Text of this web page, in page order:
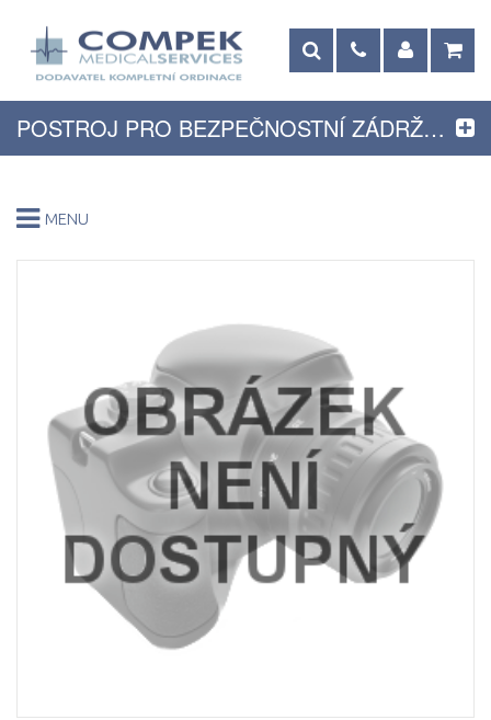
POSTROJ PRO BEZPEČNOSTNÍ ZÁDRŽNÝ SYSTÉM LODE, MALÝ
MENU